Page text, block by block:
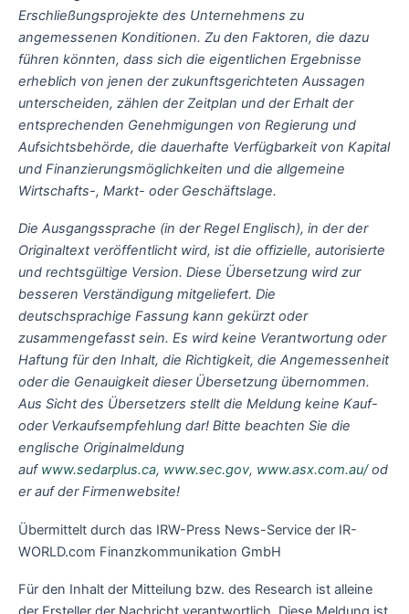
Erschließungsprojekte des Unternehmens zu
angemessenen Konditionen. Zu den Faktoren, die dazu
führen könnten, dass sich die eigentlichen Ergebnisse
erheblich von jenen der zukunftsgerichteten Aussagen
unterscheiden, zählen der Zeitplan und der Erhalt der
entsprechenden Genehmigungen von Regierung und
Aufsichtsbehörde, die dauerhafte Verfügbarkeit von Kapital
und Finanzierungsmöglichkeiten und die allgemeine
Wirtschafts-, Markt- oder Geschäftslage.
Die Ausgangssprache (in der Regel Englisch), in der der
Originaltext veröffentlicht wird, ist die offizielle, autorisierte
und rechtsgültige Version. Diese Übersetzung wird zur
besseren Verständigung mitgeliefert. Die
deutschsprachige Fassung kann gekürzt oder
zusammengefasst sein. Es wird keine Verantwortung oder
Haftung für den Inhalt, die Richtigkeit, die Angemessenheit
oder die Genauigkeit dieser Übersetzung übernommen.
Aus Sicht des Übersetzers stellt die Meldung keine Kauf-
oder Verkaufsempfehlung dar! Bitte beachten Sie die
englische Originalmeldung
auf www.sedarplus.ca, www.sec.gov, www.asx.com.au/od
er auf der Firmenwebsite!
Übermittelt durch das IRW-Press News-Service der IR-
WORLD.com Finanzkommunikation GmbH
Für den Inhalt der Mitteilung bzw. des Research ist alleine